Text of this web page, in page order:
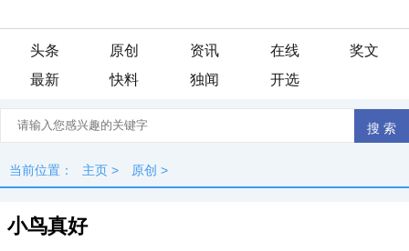
头条 原创 资讯 在线
奖文
最新
快料 独闻 开选
当前位置： 主页 > 原创 >
小鸟真好